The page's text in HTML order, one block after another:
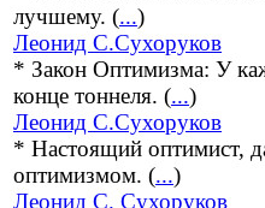
лучшему. (...)
Леонид С.Сухоруков
* Закон Оптимизма: У
конце тоннеля. (...)
Леонид С.Сухоруков
* Настоящий оптимист,
оптимизмом. (...)
Леонид С. Сухоруков